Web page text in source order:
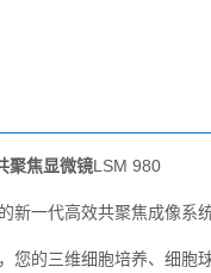
聚焦显微镜LSM 980
一代高效共聚焦成像系
的三维细胞培养、细胞